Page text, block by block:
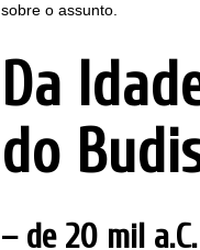
sobre o assunto.
Da
do
– de 20 mil